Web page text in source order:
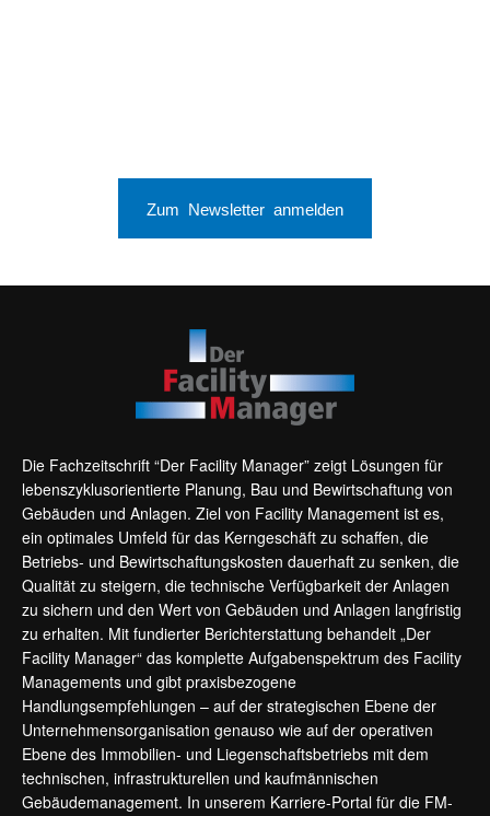
Zum Newsletter anmelden
Die Fachzeitschrift “Der Facility Manager” zeigt Lösungen für
lebenszyklusorientierte Planung, Bau und Bewirtschaftung von
Gebäuden und Anlagen. Ziel von Facility Management ist es,
ein optimales Umfeld für das Kerngeschäft zu schaffen, die
Betriebs- und Bewirtschaftungskosten dauerhaft zu senken, die
Qualität zu steigern, die technische Verfügbarkeit der Anlagen
zu sichern und den Wert von Gebäuden und Anlagen langfristig
zu erhalten. Mit fundierter Berichterstattung behandelt „Der
Facility Manager“ das komplette Aufgabenspektrum des Facility
Managements und gibt praxisbezogene
Handlungsempfehlungen – auf der strategischen Ebene der
Unternehmensorganisation genauso wie auf der operativen
Ebene des Immobilien- und Liegenschaftsbetriebs mit dem
technischen, infrastrukturellen und kaufmännischen
Gebäudemanagement. In unserem Karriere-Portal für die FM-